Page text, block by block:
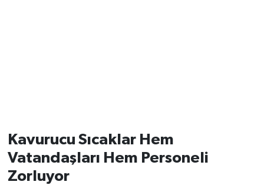
Kavurucu Sıcaklar Hem
Vatandaşları Hem Personeli
Zorluyor